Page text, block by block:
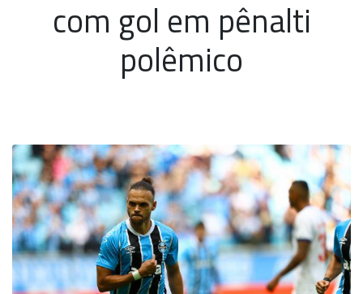
com gol em pênalti
polêmico